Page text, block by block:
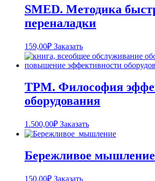
SMED. Методика
переналадки
159,00₽ Заказать
TPM. Философия
оборудования
1.500,00₽ Заказать
Бережливое мышление
150,00₽ Заказать